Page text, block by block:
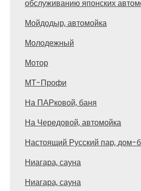
обслуживанию японских
Мойдодыр, автомойка
Молодежный
Мотор
МТ-Профи
На ПАРковой, баня
На Чередовой, автомойка
Настоящий Русский пар, дом-
Ниагара, сауна
Ниагара, сауна